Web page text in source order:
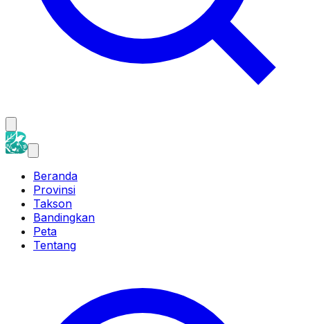
Beranda
Provinsi
Takson
Bandingkan
Peta
Tentang